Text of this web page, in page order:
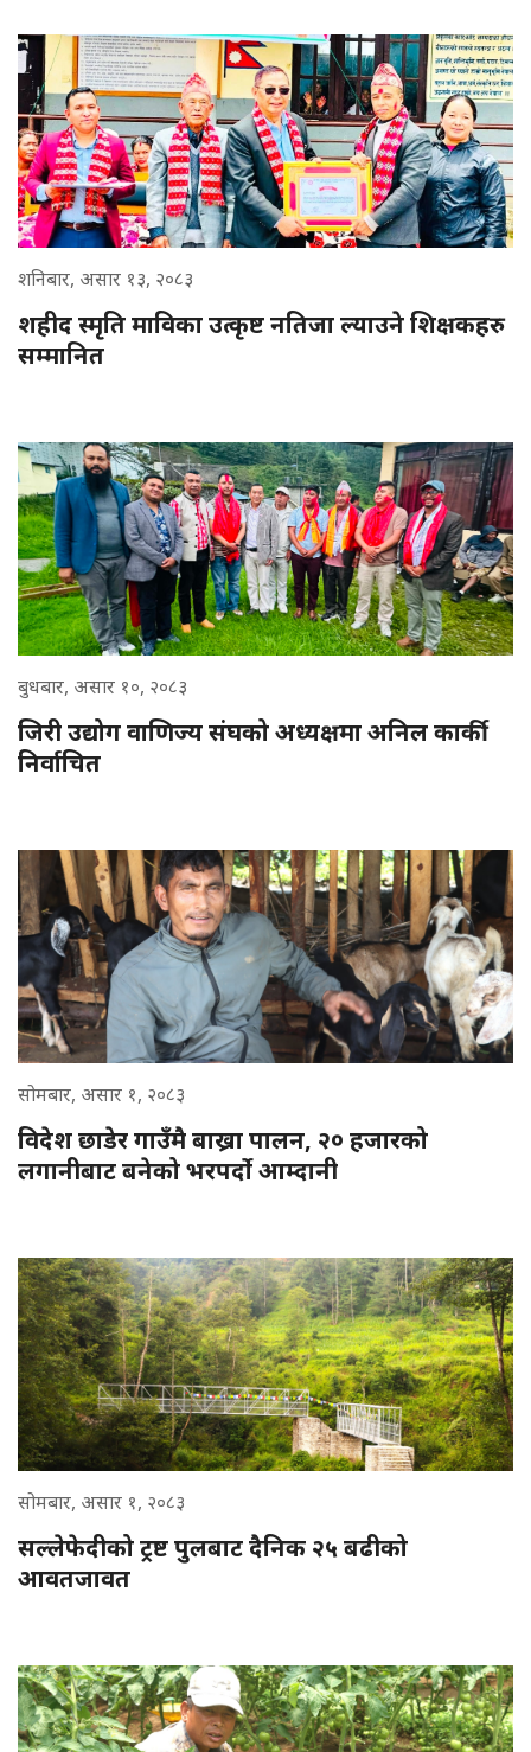
शनिबार, असार १३, २०८३
शहीद स्मृति माविका उत्कृष्ट नतिजा ल्याउने शिक्षकहरु
सम्मानित
बुधबार, असार १०, २०८३
जिरी उद्योग वाणिज्य संघको अध्यक्षमा अनिल कार्की
निर्वाचित
सोमबार, असार १, २०८३
विदेश छाडेर गाउँमै बाख्रा पालन, २० हजारको
लगानीबाट बनेको भरपर्दो आम्दानी
सोमबार, असार १, २०८३
सल्लेफेदीको ट्रष्ट पुलबाट दैनिक २५ बढीको
आवतजावत